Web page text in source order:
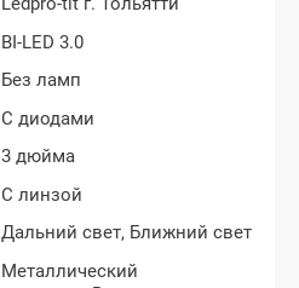
BI-LED 3.0
Без ламп
С диодами
3 дюйма
С линзой
Дальний свет, Ближний свет
Металлический